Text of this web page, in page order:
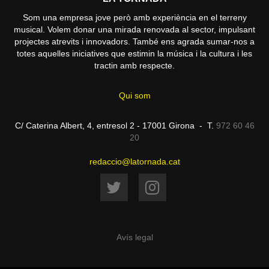
Som una empresa jove però amb experiència en el terreny
musical. Volem donar una mirada renovada al sector, impulsant
projectes atrevits i innovadors. També ens agrada sumar-nos a
totes aquelles iniciatives que estimin la música i la cultura i les
tractin amb respecte.
Qui som
C/ Caterina Albert, 4, entresol 2 - 17001 Girona - T. 972 60 46
20
redaccio@latornada.cat
Avís legal